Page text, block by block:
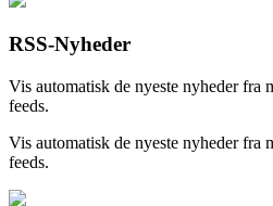
RSS-Nyheder
Vis automatisk de nyeste nyheder fra
feeds.
Vis automatisk de nyeste nyheder fra
feeds.